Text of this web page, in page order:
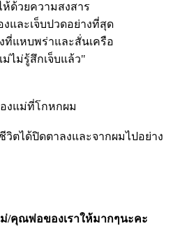
ด้วยความสงสาร
และเจ็บปวดอย่างที่สุด
ที่แหบพร่าและสั่นเครือ
ไม่รู้สึกเจ็บแล้ว"
งแม่ที่โกหกผม
ตได้ปิดตาลงและจากผมไปอย่าง
/คุณพ่อของเราให้มากๆนะคะ